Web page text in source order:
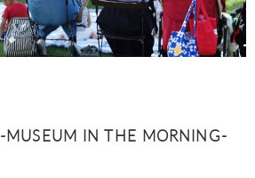
IN THE MORNING-